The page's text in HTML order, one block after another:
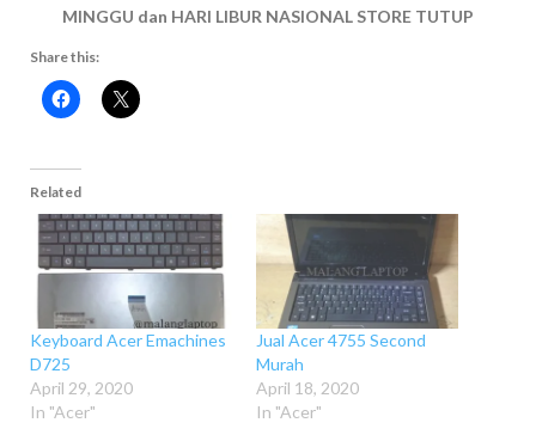
MINGGU dan HARI LIBUR NASIONAL STORE TUTUP
Share this:
Related
Keyboard Acer Emachines
D725
April 29, 2020
In "Acer"
Jual Acer 4755 Second
Murah
April 18, 2020
In "Acer"